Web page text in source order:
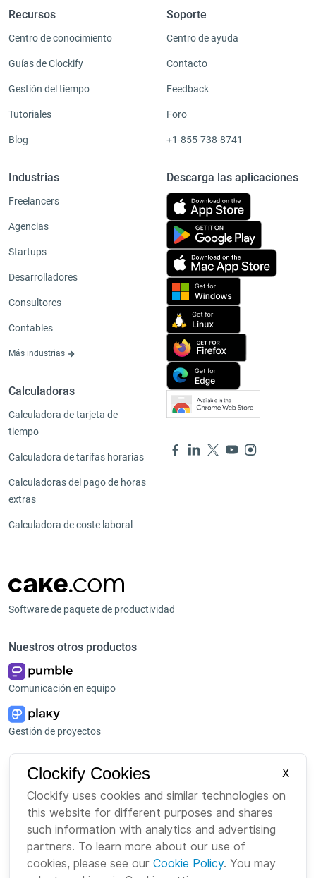
Recursos
Centro de conocimiento
Guías de Clockify
Gestión del tiempo
Tutoriales
Blog
Industrias
Freelancers
Agencias
Startups
Desarrolladores
Consultores
Contables
Más industrias
Calculadoras
Calculadora de tarjeta de
tiempo
Calculadora de tarifas horarias
Calculadoras del pago de horas
extras
Calculadora de coste laboral
Soporte
Centro de ayuda
Contacto
Feedback
Foro
+1-855-738-8741
Descarga las aplicaciones
Software de paquete de productividad
Nuestros otros productos
Comunicación en equipo
Gestión de proyectos
Plataforma
Paquete
Bundle
Mercado
Sobre nosotros
Carreras
Marca
Clockify Cookies
X
Clockify uses cookies and similar technologies on
this website for different purposes and shares
such information with analytics and advertising
partners. To learn more about our use of
cookies, please see our Cookie Policy. You may